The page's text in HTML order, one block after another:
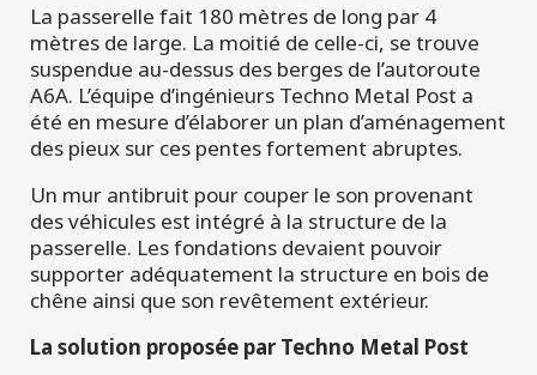
La passerelle fait 180 mètres de long par 4
mètres de large. La moitié de celle-ci, se trouve
suspendue au-dessus des berges de l’autoroute
A6A. L’équipe d’ingénieurs Techno Metal Post a
été en mesure d’élaborer un plan d’aménagement
des pieux sur ces pentes fortement abruptes.
Un mur antibruit pour couper le son provenant
des véhicules est intégré à la structure de la
passerelle. Les fondations devaient pouvoir
supporter adéquatement la structure en bois de
chêne ainsi que son revêtement extérieur.
La solution proposée par Techno Metal Post